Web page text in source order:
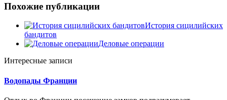
Похожие публикации
История сицилийских
бандитов
Деловые операции
Интересные записи
Водопады Франции